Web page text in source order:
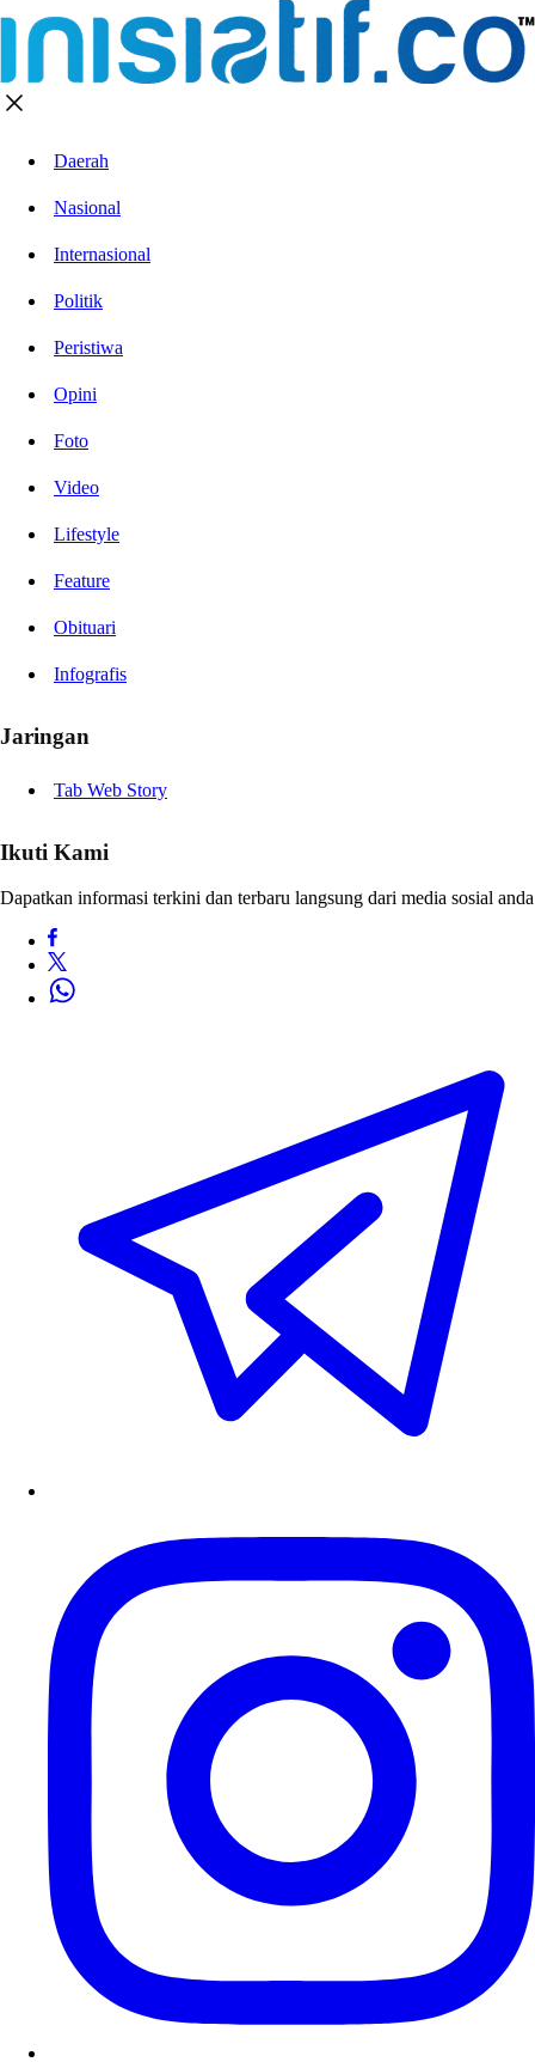
Daerah
Nasional
Internasional
Politik
Peristiwa
Opini
Foto
Video
Lifestyle
Feature
Obituari
Infografis
Jaringan
Tab Web Story
Ikuti Kami
Dapatkan informasi terkini dan terbaru langsung dari media sosial anda